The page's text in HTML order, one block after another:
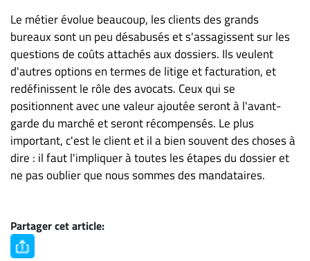
Le métier évolue beaucoup, les clients des grands
bureaux sont un peu désabusés et s'assagissent sur les
questions de coûts attachés aux dossiers. Ils veulent
d'autres options en termes de litige et facturation, et
redéfinissent le rôle des avocats. Ceux qui se
positionnent avec une valeur ajoutée seront à l'avant-
garde du marché et seront récompensés. Le plus
important, c'est le client et il a bien souvent des choses à
dire : il faut l'impliquer à toutes les étapes du dossier et
ne pas oublier que nous sommes des mandataires.
Partager cet article: